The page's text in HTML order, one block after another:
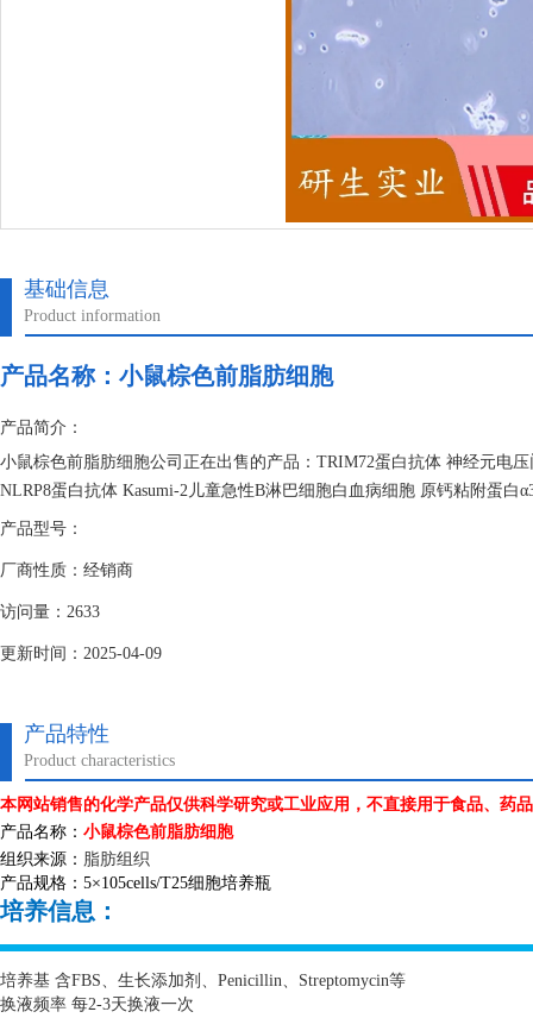
基础信息
Product information
产品名称： 小鼠棕色前脂肪细胞
产品简介：
小鼠棕色前脂肪细胞公司正在出售的产品：TRIM72蛋白抗体 神经元电
NLRP8蛋白抗体 Kasumi-2儿童急性B淋巴细胞白血病细胞 原钙粘附蛋白
产品型号：
厂商性质：经销商
访问量：2633
更新时间：2025-04-09
产品特性
Product characteristics
本网站销售的化学产品仅供科学研究或工业应用，不直接用于食品、药
产品名称： 小鼠棕色前脂肪细胞
组织来源： 脂肪组织
产品规格： 5×105cells/T25细胞培养瓶
培养信息：
培养基 含FBS、生长添加剂、 Penicillin、 Streptomycin等
换液频率 每2-3天换液一次